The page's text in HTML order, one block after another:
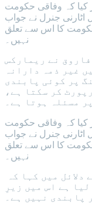
کیا کہ وفاقی حکومت
جنرل نے جواب
حکومت کا اس سے تعلق
نہیں۔
نے ریمارکس
غیر ذمہ دارانہ
پر کوئی پابندی
کر سکتا ہے،
مسئلہ ہوتا ہے۔
کیا کہ وفاقی حکومت
جنرل نے جواب
حکومت کا اس سے تعلق
نہیں۔
ہے اس میں زیرِ
پابندی نہیں ہے۔